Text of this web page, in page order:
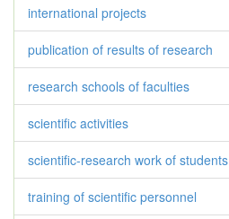
international projects
publication of results of research
research schools of faculties
scientific activities
scientific-research work of students
training of scientific personnel